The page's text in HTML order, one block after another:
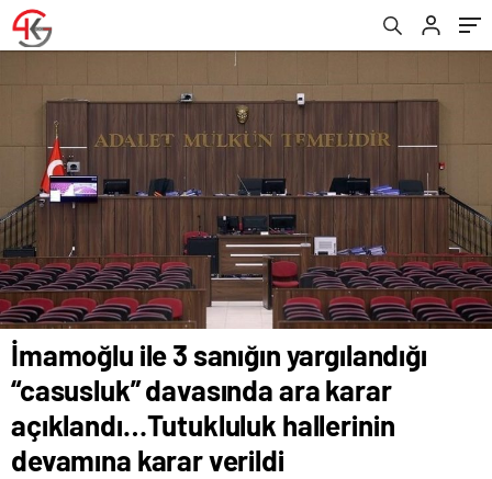
Tutukluluk hallerinin devamına karar verildi
İmamoğlu ile 3 sanığın yargılandığı
“casusluk” davasında ara karar
açıklandı…Tutukluluk hallerinin
devamına karar verildi